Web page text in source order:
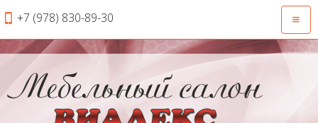
+7 (978) 830-89-30